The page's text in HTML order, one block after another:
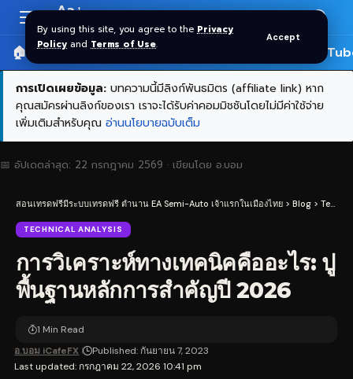
By using this site, you agree to the Privacy
Policy and Terms of Use.
Accept
Resizer
Aa
🏠 หน้าแรก ราคาทอง SPDR 🎬
การเปิดเผยข้อมูล: บทความนี้มีลิงก์พันธมิตร (affiliate link) หาก
คุณสมัครผ่านลิงก์ของเรา เราจะได้รับค่าคอมมิชชันโดยไม่มีค่าใช้จ่าย
เพิ่มเติมสำหรับคุณ อ่านนโยบายฉบับเต็ม
📅 อัปเดตล่าสุด: 22 กรกฎาคม 2569 · เขียนโดย อ.บอม
สอนเทรดฟรีมีระบบเทรดฟรี ตำนาน EA Semi-Auto เจ้าแรกในเมืองไทย > Blog > Technical Analysis
TECHNICAL ANALYSIS
การวิเคราะห์ทางเทคนิคคืออะไร: ปู
พื้นฐานหลักการสำคัญปี 2026
Last updated: กรกฎาคม 22, 2026 10:41 pm
อ.บอม iCafeFX Published: กันยายน 7, 2023
1 Min Read